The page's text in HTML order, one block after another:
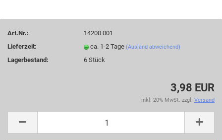
Art.Nr.:
14200 001
Lieferzeit:
ca. 1-2 Tage(Ausland abweichend)
Lagerbestand: 6Stück
3,98 EUR
inkl. 20% MwSt. zzgl. Versand